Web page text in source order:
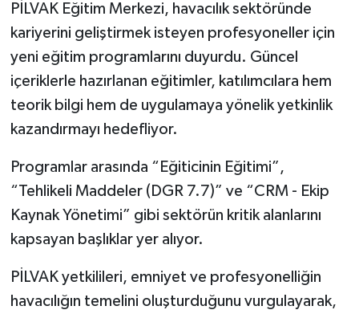
PİLVAK Eğitim Merkezi, havacılık sektöründe
kariyerini geliştirmek isteyen profesyoneller için
yeni eğitim programlarını duyurdu. Güncel
içeriklerle hazırlanan eğitimler, katılımcılara hem
teorik bilgi hem de uygulamaya yönelik yetkinlik
kazandırmayı hedefliyor.
Programlar arasında “Eğiticinin Eğitimi”,
“Tehlikeli Maddeler (DGR 7.7)” ve “CRM - Ekip
Kaynak Yönetimi” gibi sektörün kritik alanlarını
kapsayan başlıklar yer alıyor.
PİLVAK yetkilileri, emniyet ve profesyonelliğin
havacılığın temelini oluşturduğunu vurgulayarak,